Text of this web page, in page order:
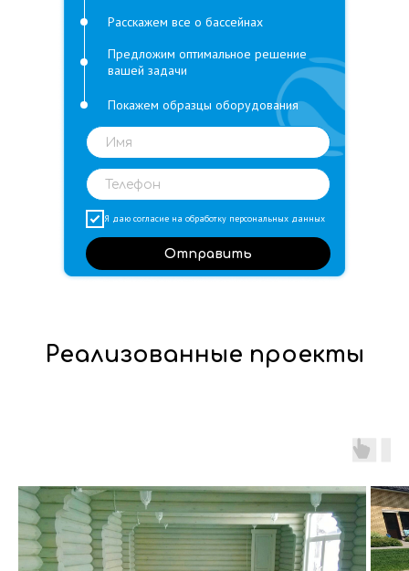
Расскажем все о бассейнах
Предложим оптимальное решение
вашей задачи
Покажем образцы оборудования
Я даю согласие на обработку персональных данных
Отправить
Реализованные проекты